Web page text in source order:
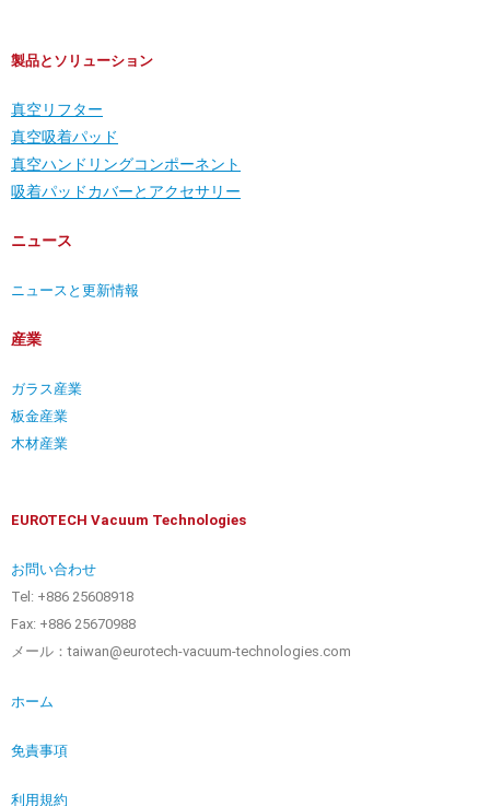
製品とソリューション
真空リフター
真空吸着パッド
真空ハンドリングコンポーネント
吸着パッドカバーとアクセサリー
ニュース
ニュースと更新情報
産業
ガラス産業
板金産業
木材産業
EUROTECH Vacuum Technologies
お問い合わせ
Tel: +886 25608918
Fax: +886 25670988
メール：taiwan@eurotech-vacuum-technologies.com
ホーム
免責事項
利用規約